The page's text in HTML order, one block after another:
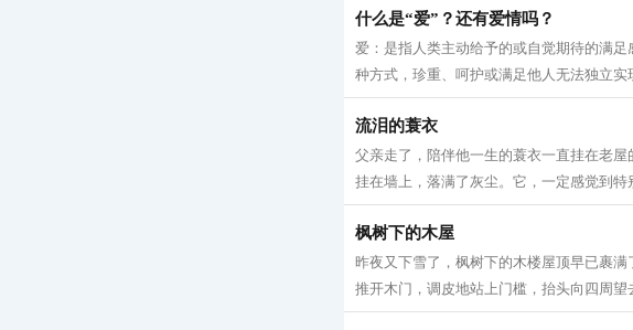
什么是“爱”？还有爱情吗？
爱：是指人类主动给予的或自觉期待的满
种方式，珍重、呵护或满足他人无法独立实
流泪的蓑衣
父亲走了，陪伴他一生的蓑衣一直挂在老
挂在墙上，落满了灰尘。它，一定感觉到特
枫树下的木屋
昨夜又下雪了，枫树下的木楼屋顶早已裹
推开木门，调皮地站上门槛，抬头向四周望